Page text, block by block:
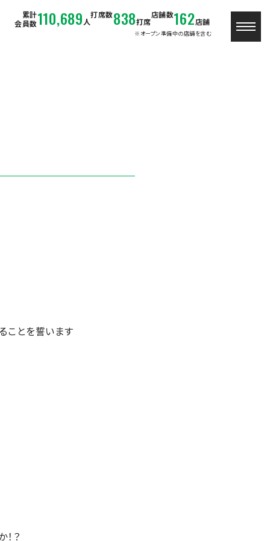
累計
会員数110,689 人
打席数838打席
店舗数162店舗
※オープン準備中の店舗を含む
ことを誓います
？